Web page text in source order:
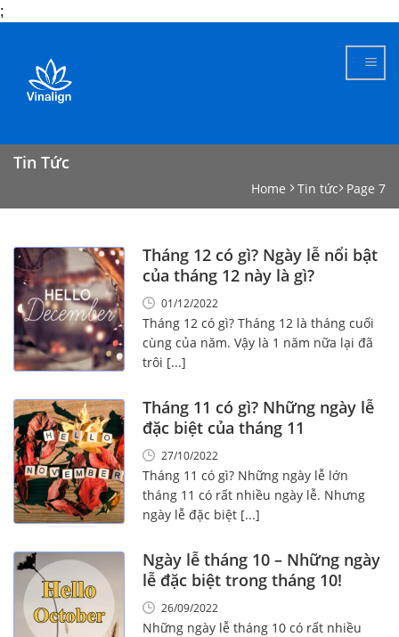
;
content
Tin Tức
Home Tin tức Page 7
Tháng 12 có gì? Ngày lễ nổi bật
của tháng 12 này là gì?
01/12/2022
Tháng 12 có gì? Tháng 12 là tháng cuối
cùng của năm. Vậy là 1 năm nữa lại đã
trôi [...]
Tháng 11 có gì? Những ngày lễ
đặc biệt của tháng 11
27/10/2022
Tháng 11 có gì? Những ngày lễ lớn
tháng 11 có rất nhiều ngày lễ. Nhưng
ngày lễ đặc biệt [...]
Ngày lễ tháng 10 – Những ngày
lễ đặc biệt trong tháng 10!
26/09/2022
Những ngày lễ tháng 10 có rất nhiều